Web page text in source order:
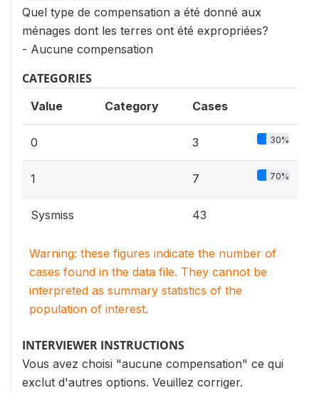
Quel type de compensation a été donné aux
ménages dont les terres ont été expropriées?
- Aucune compensation
CATEGORIES
Value Category Cases
0 3 30%
1 7 70%
Sysmiss 43
Warning: these figures indicate the number of
cases found in the data file. They cannot be
interpreted as summary statistics of the
population of interest.
INTERVIEWER INSTRUCTIONS
Vous avez choisi "aucune compensation" ce qui
exclut d'autres options. Veuillez corriger.